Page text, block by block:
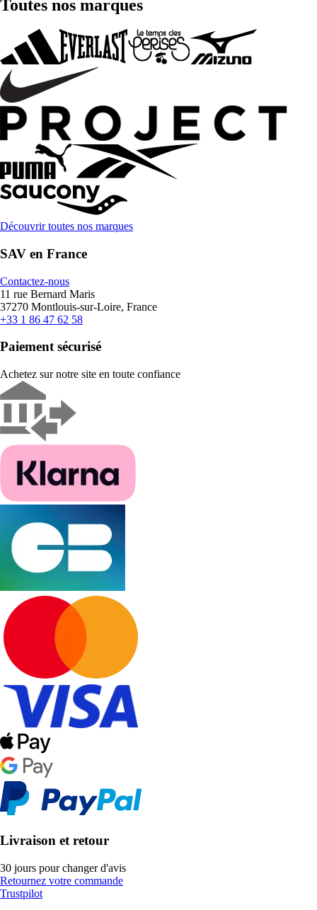
Toutes nos marques
Découvrir toutes nos marques
SAV en France
Contactez-nous
11 rue Bernard Maris
37270 Montlouis-sur-Loire, France
+33 1 86 47 62 58
Paiement sécurisé
Achetez sur notre site en toute confiance
Livraison et retour
30 jours pour changer d'avis
Retournez votre commande
Trustpilot